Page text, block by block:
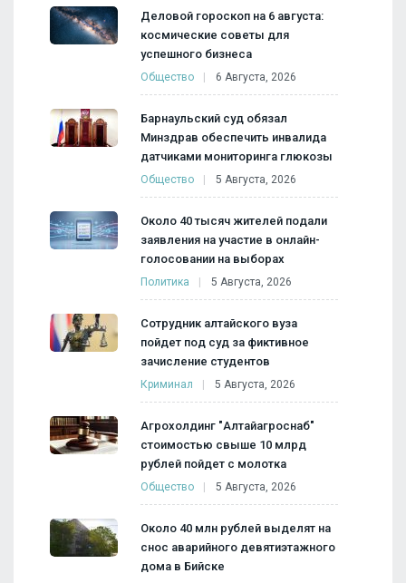
Деловой гороскоп на 6 августа:
космические советы для
успешного бизнеса
Общество 6 Августа, 2026
Барнаульский суд обязал
Минздрав обеспечить инвалида
датчиками мониторинга глюкозы
Общество 5 Августа, 2026
Около 40 тысяч жителей подали
заявления на участие в онлайн-
голосовании на выборах
Политика 5 Августа, 2026
Сотрудник алтайского вуза
пойдет под суд за фиктивное
зачисление студентов
Криминал 5 Августа, 2026
Агрохолдинг "Алтайагроснаб"
стоимостью свыше 10 млрд
рублей пойдет с молотка
Общество 5 Августа, 2026
Около 40 млн рублей выделят на
снос аварийного девятиэтажного
дома в Бийске